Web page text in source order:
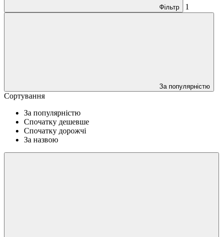
Фільтр 1
За популярністю
Сортування
За популярністю
Спочатку дешевше
Спочатку дорожчі
За назвою